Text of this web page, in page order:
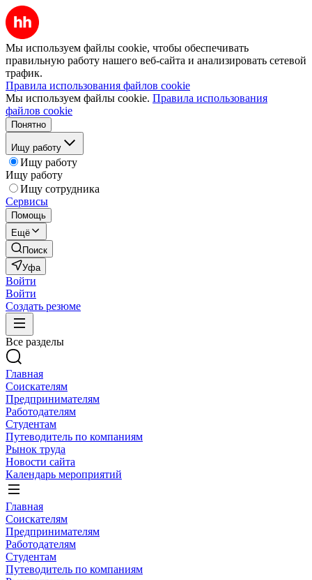
Мы используем файлы cookie, чтобы обеспечивать
правильную работу нашего веб-сайта и анализировать сетевой
трафик.
Правила использования файлов cookie
Мы используем файлы cookie. Правила использования
файлов cookie
Понятно
Ищу работу
Ищу работу
Ищу работу
Ищу сотрудника
Сервисы
Помощь
Ещё
Поиск
Уфа
Войти
Войти
Создать резюме
Все разделы
Главная
Соискателям
Предпринимателям
Работодателям
Студентам
Путеводитель по компаниям
Рынок труда
Новости сайта
Календарь мероприятий
Главная
Соискателям
Предпринимателям
Работодателям
Студентам
Путеводитель по компаниям